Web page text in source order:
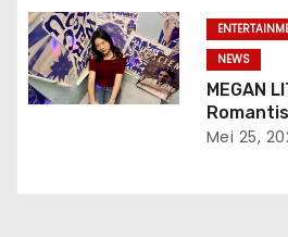
NEWS
MEGAN
Romantis
Mei 25,